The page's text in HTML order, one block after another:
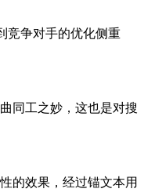
竞争对手的优化侧重
同工之妙，这也是对搜
的效果，经过锚文本用